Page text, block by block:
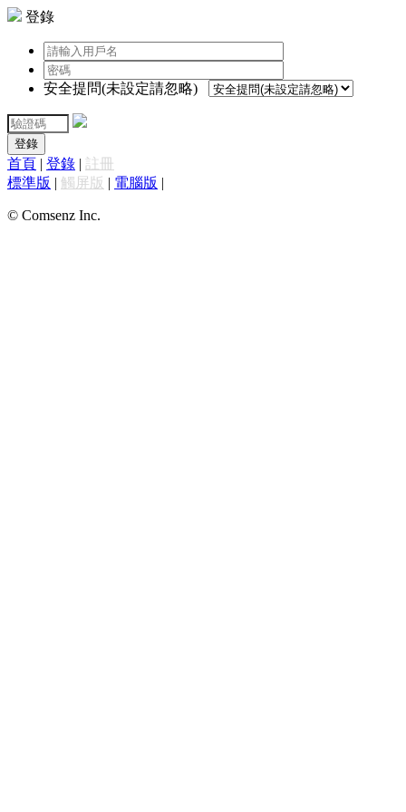
登錄
安全提問(未設定請忽略)
登錄
首頁 | 登錄 | 註冊
標準版 | 觸屏版 | 電腦版 |
© Comsenz Inc.